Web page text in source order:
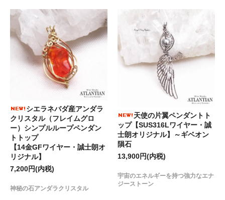
シエラネバダ産アンダラ
クリスタル（フレイムグロ
ー）シンプルループペンダン
トトップ
【14金GFワイヤー・誠士朗オ
リジナル】
7,200円(内税)
神秘の石アンダラクリスタル
天使の片翼ペンダントト
ップ【SUS316Lワイヤー・誠
士朗オリジナル】～ギベオン
隕石
13,900円(内税)
宇宙のエネルギーを持つ強力なエナ
ジーストーン